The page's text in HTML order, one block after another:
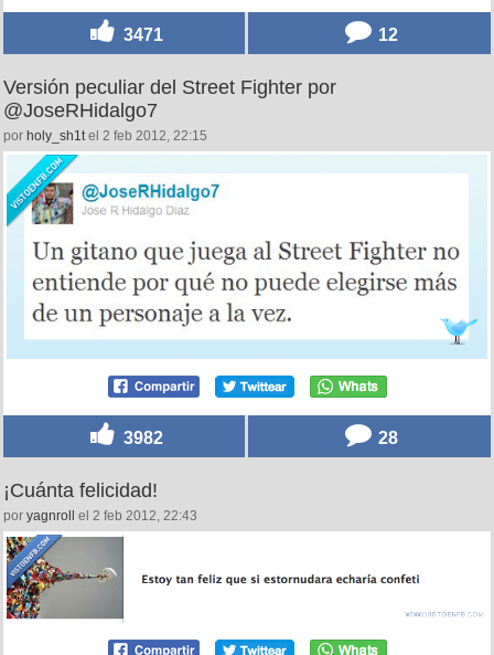
3471 12
Versión peculiar del Street Fighter por
@JoseRHidalgo7
por holy_sh1tel 2 feb 2012, 22:15
3982 28
¡Cuánta felicidad!
por yagnroll el 2 feb 2012, 22:43